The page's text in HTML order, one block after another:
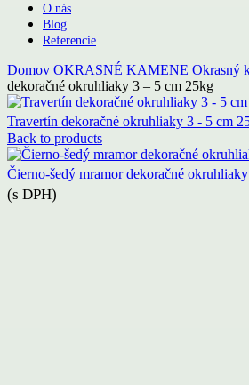
O nás
Blog
Referencie
Domov OKRASNÉ KAMENE Okrasný
dekoračné okruhliaky 3 – 5 cm 25kg
Travertín dekoračné okruhliaky 3 - 5 cm
Back to products
Čierno-šedý mramor dekoračné
(s DPH)